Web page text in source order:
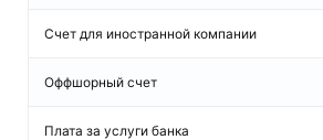
Счет для иностранной компании
Оффшорный счет
Плата за услуги банка